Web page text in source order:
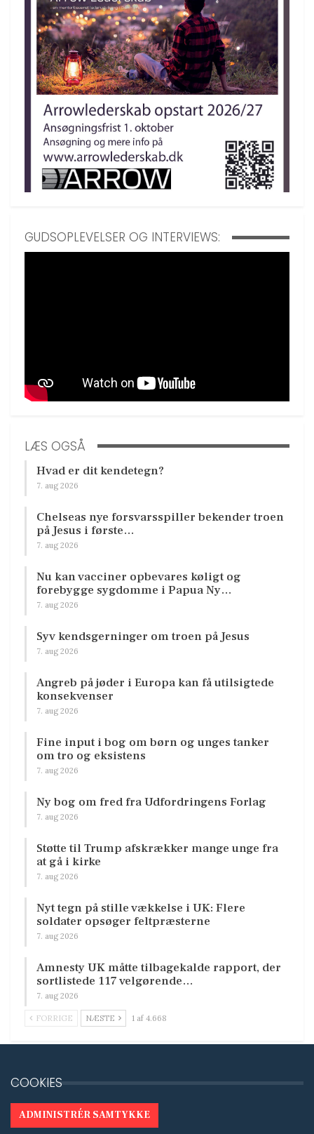
GUDSOPLEVELSER OG INTERVIEWS:
LÆS OGSÅ
Hvad er dit kendetegn?
7. aug 2026
Chelseas nye forsvarsspiller bekender troen
på Jesus i første…
7. aug 2026
Nu kan vacciner opbevares køligt og
forebygge sygdomme i Papua Ny…
7. aug 2026
Syv kendsgerninger om troen på Jesus
7. aug 2026
Angreb på jøder i Europa kan få utilsigtede
konsekvenser
7. aug 2026
Fine input i bog om børn og unges tanker
om tro og eksistens
7. aug 2026
Ny bog om fred fra Udfordringens Forlag
7. aug 2026
Støtte til Trump afskrækker mange unge fra
at gå i kirke
7. aug 2026
Nyt tegn på stille vækkelse i UK: Flere
soldater opsøger feltpræsterne
7. aug 2026
Amnesty UK måtte tilbagekalde rapport, der
sortlistede 117 velgørende…
7. aug 2026
FORRIGE NÆSTE 1 af 4.668
COOKIES
ADMINISTRÉR SAMTYKKE